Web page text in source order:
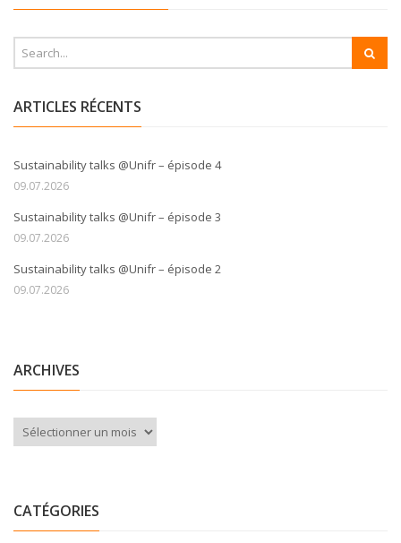
ARTICLES RÉCENTS
Sustainability talks @Unifr – épisode 4
09.07.2026
Sustainability talks @Unifr – épisode 3
09.07.2026
Sustainability talks @Unifr – épisode 2
09.07.2026
ARCHIVES
Archives
CATÉGORIES